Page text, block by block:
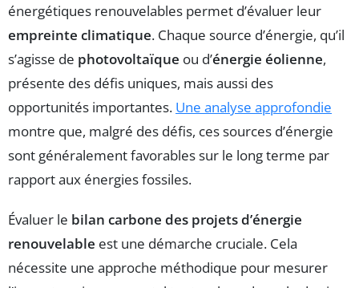
énergétiques renouvelables permet d’évaluer leur
empreinte climatique. Chaque source d’énergie, qu’il
s’agisse de photovoltaïque ou d’énergie éolienne,
présente des défis uniques, mais aussi des
opportunités importantes. Une analyse approfondie
montre que, malgré des défis, ces sources d’énergie
sont généralement favorables sur le long terme par
rapport aux énergies fossiles.
Évaluer le bilan carbone des projets d’énergie
renouvelable est une démarche cruciale. Cela
nécessite une approche méthodique pour mesurer